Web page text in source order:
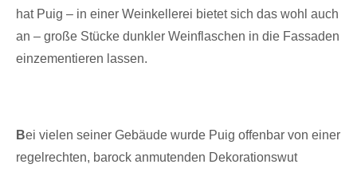
hat Puig – in einer Weinkellerei bietet sich das wohl auch
an – große Stücke dunkler Weinflaschen in die Fassaden
einzementieren lassen.
Bei vielen seiner Gebäude wurde Puig offenbar von einer
regelrechten, barock anmutenden Dekorationswut